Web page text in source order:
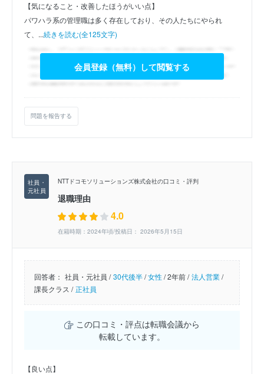
【気になること・改善したほうがいい点】
パワハラ系の管理職は多く存在しており、その人たちにやられ
て、...続きを読む(全125文字)
会員登録（無料）して閲覧する
問題を報告する
NTTドコモソリューションズ株式会社の口コミ・評判
退職理由
4.0
在籍時期：2024年頃/投稿日： 2026年5月15日
回答者： 社員・元社員 / 30代後半/女性/2年前 / 法人営業/
課長クラス / 正社員
この口コミ・評点は転職会議から
転載しています。
【良い点】